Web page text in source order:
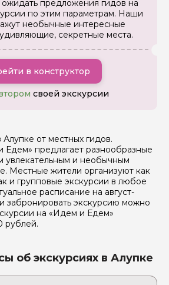
ожидать предложения гидов на
по этим параметрам. Наши
необычные интересные
секретные места.
в конструктор
своей экскурсии
от местных гидов.
предлагает разнообразные
увлекательным и необычным
Местные жители организуют как
и групповые экскурсии в любое
расписание на август-
забронировать экскурсию можно
на «Идем и Едем»
рублей.
об экскурсиях в Алупке
на обработку персональных
Отправить